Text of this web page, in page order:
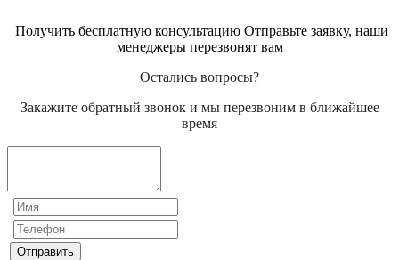
Получить бесплатную консультацию Отправьте заявку, наши
менеджеры перезвонят вам
Остались вопросы?
Закажите обратный звонок и мы перезвоним в ближайшее
время
Отправить